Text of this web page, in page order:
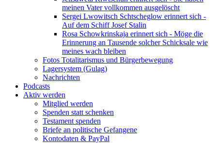
meinen Vater vollkommen ausgelöscht
Sergei Lwowitsch Schtscheglow erinnert sich -
Auf dem Schiff Josef Stalin
Rosa Schowkrinskaja erinnert sich - Möge die
Erinnerung an Tausende solcher Schicksale wie
meines wach bleiben
Fotos Totalitarismus und Bürgerbewegung
Lagersystem (Gulag)
Nachrichten
Podcasts
Aktiv werden
Mitglied werden
Spenden statt schenken
Testament spenden
Briefe an politische Gefangene
Kontodaten & PayPal